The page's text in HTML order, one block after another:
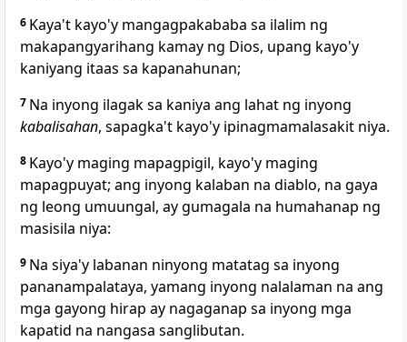
6 Kaya't kayo'y mangagpakababa sa ilalim ng
makapangyarihang kamay ng Dios, upang kayo'y
kaniyang itaas sa kapanahunan;
7 Na inyong ilagak sa kaniya ang lahat ng inyong
kabalisahan, sapagka't kayo'y ipinagmamalasakit niya.
8 Kayo'y maging mapagpigil, kayo'y maging
mapagpuyat; ang inyong kalaban na diablo, na gaya
ng leong umuungal, ay gumagala na humahanap ng
masisila niya:
9 Na siya'y labanan ninyong matatag sa inyong
pananampalataya, yamang inyong nalalaman na ang
mga gayong hirap ay nagaganap sa inyong mga
kapatid na nangasa sanglibutan.